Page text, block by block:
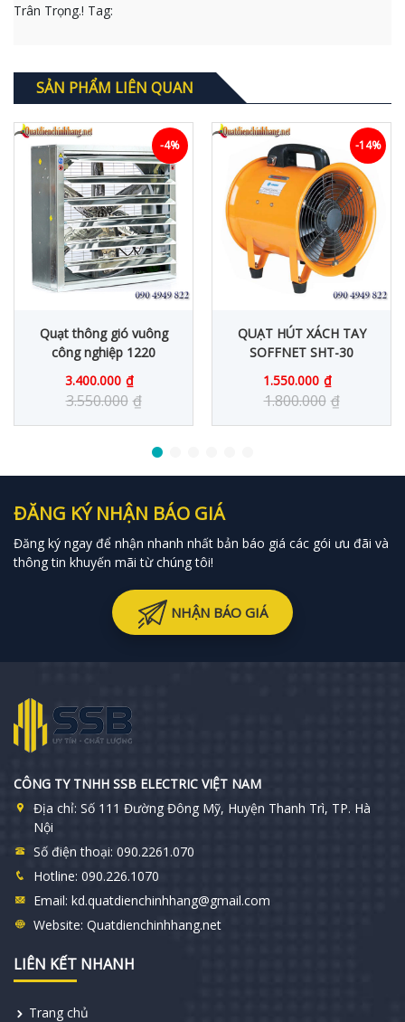
Trân Trọng.! Tag:
SẢN PHẨM LIÊN QUAN
Quạt thông gió vuông
công nghiệp 1220
3.400.000 ₫
3.550.000 ₫
-4%
QUẠT HÚT XÁCH TAY
SOFFNET SHT-30
1.550.000 ₫
1.800.000 ₫
-14%
ĐĂNG KÝ NHẬN BÁO GIÁ
Đăng ký ngay để nhận nhanh nhất bản báo giá các gói ưu đãi và
thông tin khuyến mãi từ chúng tôi!
NHẬN BÁO GIÁ
CÔNG TY TNHH SSB ELECTRIC VIỆT NAM
Địa chỉ: Số 111 Đường Đông Mỹ, Huyện Thanh Trì, TP. Hà
Nội
Số điện thoại: 090.2261.070
Hotline: 090.226.1070
Email: kd.quatdienchinhhang@gmail.com
Website: Quatdienchinhhang.net
LIÊN KẾT NHANH
Trang chủ